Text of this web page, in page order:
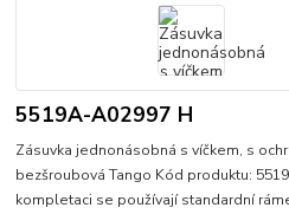
5519A-A02997 H
Zásuvka jednonásobná s víčkem, s
bezšroubová Tango Kód produktu:
kompletaci se používají standardní